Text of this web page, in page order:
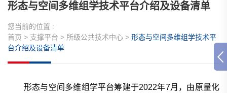
形态与空间多维组学技术平台介绍及设备清单
您当前的位置 :
首页 > 支撑平台 > 所级公共技术中心 > 形态与空间多维组学技术平
台介绍及设备清单
形态与空间多维组学平台筹建于2022年7月，由原量化